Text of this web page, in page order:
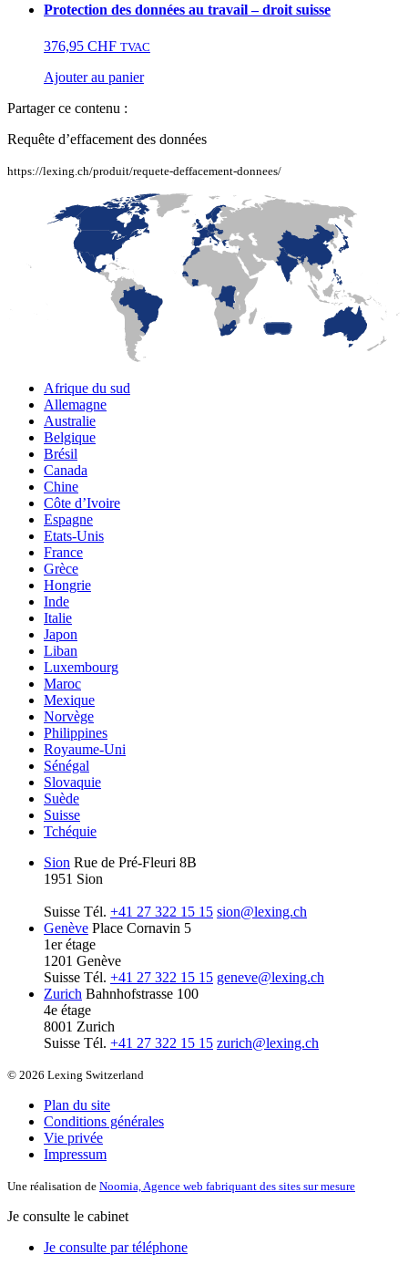
Protection des données au travail – droit suisse
376,95 CHF TVAC
Ajouter au panier
Partager ce contenu :
Requête d’effacement des données
https://lexing.ch/produit/requete-deffacement-donnees/
Afrique du sud
Allemagne
Australie
Belgique
Brésil
Canada
Chine
Côte d’Ivoire
Espagne
Etats-Unis
France
Grèce
Hongrie
Inde
Italie
Japon
Liban
Luxembourg
Maroc
Mexique
Norvège
Philippines
Royaume-Uni
Sénégal
Slovaquie
Suède
Suisse
Tchéquie
Sion Rue de Pré-Fleuri 8B
1951 Sion
Suisse Tél. +41 27 322 15 15 sion@lexing.ch
Genève Place Cornavin 5
1er étage
1201 Genève
Suisse Tél. +41 27 322 15 15 geneve@lexing.ch
Zurich Bahnhofstrasse 100
4e étage
8001 Zurich
Suisse Tél. +41 27 322 15 15 zurich@lexing.ch
© 2026 Lexing Switzerland
Plan du site
Conditions générales
Vie privée
Impressum
Une réalisation de Noomia, Agence web fabriquant des sites sur mesure
Je consulte le cabinet
Je consulte par téléphone